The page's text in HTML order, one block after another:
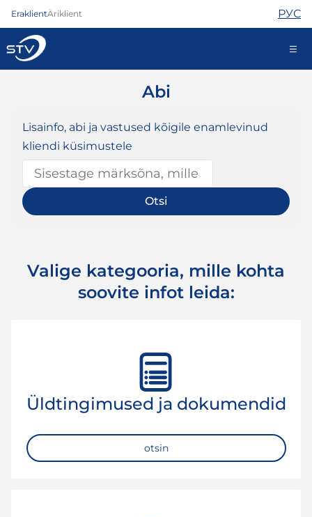
EraklientÄriklient РУС
Internet
Telefon
Turvateenused
Abi
Kontaktid
Abi
Lisainfo, abi ja vastused kõigile enamlevinud
kliendi küsimustele
Valige kategooria, mille kohta
soovite infot leida:
Üldtingimused ja dokumendid
otsin